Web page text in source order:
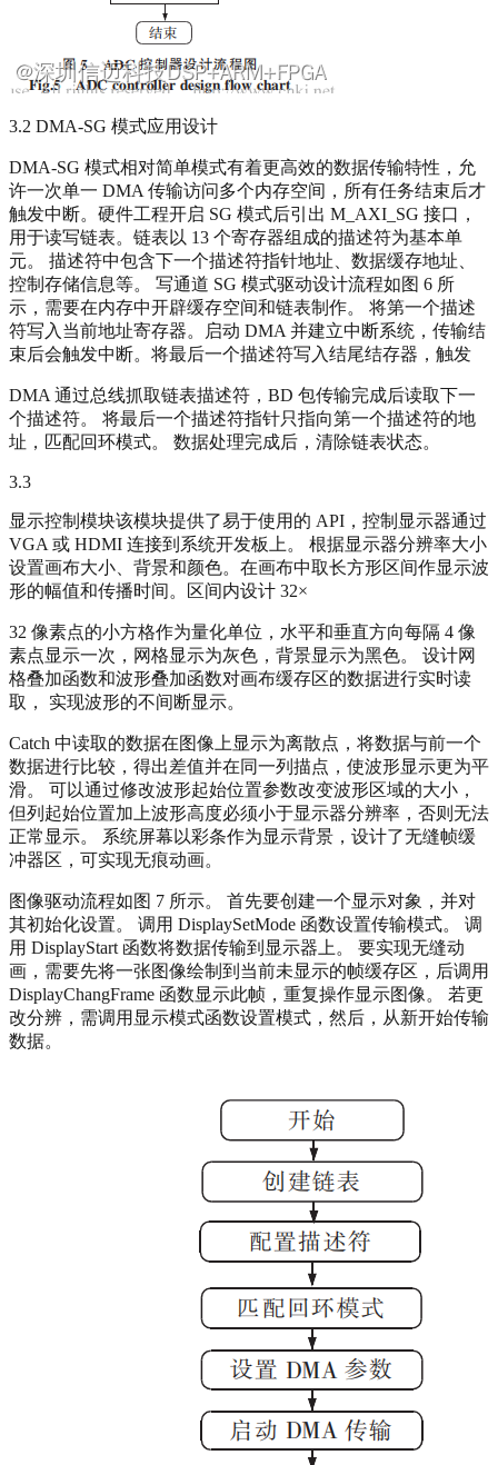
3.2 DMA-SG 模式应用设计
DMA-SG 模式相对简单模式有着更高效的数据传输特性，允
许一次单一 DMA 传输访问多个内存空间，所有任务结束后才
触发中断。硬件工程开启 SG 模式后引出 M_AXI_SG 接口，
用于读写链表。链表以 13 个寄存器组成的描述符为基本单
元。 描述符中包含下一个描述符指针地址、数据缓存地址、
控制存储信息等。 写通道 SG 模式驱动设计流程如图 6 所
示，需要在内存中开辟缓存空间和链表制作。 将第一个描述
符写入当前地址寄存器。启动 DMA 并建立中断系统，传输结
束后会触发中断。将最后一个描述符写入结尾结存器，触发
DMA 通过总线抓取链表描述符，BD 包传输完成后读取下一
个描述符。 将最后一个描述符指针只指向第一个描述符的地
址，匹配回环模式。 数据处理完成后，清除链表状态。
3.3
显示控制模块该模块提供了易于使用的 API，控制显示器通过
VGA 或 HDMI 连接到系统开发板上。 根据显示器分辨率大小
设置画布大小、背景和颜色。在画布中取长方形区间作显示波
形的幅值和传播时间。区间内设计 32×
32 像素点的小方格作为量化单位，水平和垂直方向每隔 4 像
素点显示一次，网格显示为灰色，背景显示为黑色。 设计网
格叠加函数和波形叠加函数对画布缓存区的数据进行实时读
取， 实现波形的不间断显示。
Catch 中读取的数据在图像上显示为离散点，将数据与前一个
数据进行比较，得出差值并在同一列描点，使波形显示更为平
滑。 可以通过修改波形起始位置参数改变波形区域的大小，
但列起始位置加上波形高度必须小于显示器分辨率，否则无法
正常显示。 系统屏幕以彩条作为显示背景，设计了无缝帧缓
冲器区，可实现无痕动画。
图像驱动流程如图 7 所示。 首先要创建一个显示对象，并对
其初始化设置。 调用 DisplaySetMode 函数设置传输模式。 调
用 DisplayStart 函数将数据传输到显示器上。 要实现无缝动
画，需要先将一张图像绘制到当前未显示的帧缓存区，后调用
DisplayChangFrame 函数显示此帧，重复操作显示图像。 若更
改分辨，需调用显示模式函数设置模式，然后，从新开始传输
数据。